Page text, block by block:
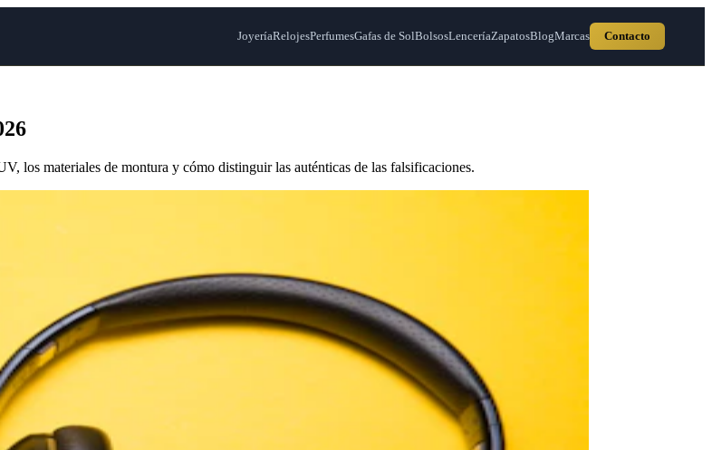
JoyeríaRelojesPerfumesGafas de SolBolsosLenceríaZapatosBlogMarcas Contacto
los materiales de montura y cómo distinguir las auténticas de las falsificaciones.